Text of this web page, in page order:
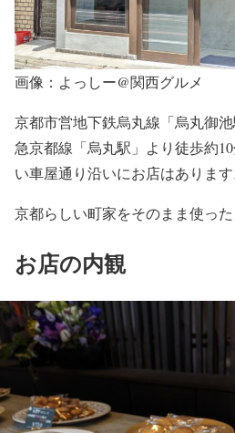
画像：よっしー@関西グルメ
京都市営地下鉄烏丸線「烏丸御
急京都線「烏丸駅」より徒歩約
い車屋通り沿いにお店はあります
京都らしい町家をそのまま使った
お店の内観